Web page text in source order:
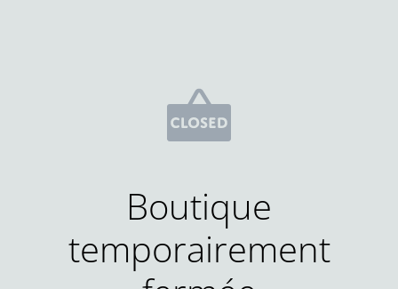
Boutique
temporairement